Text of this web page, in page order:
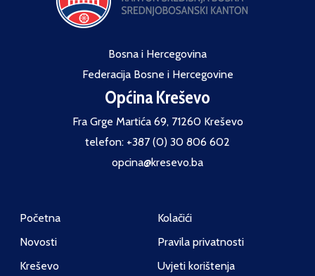
Bosna i Hercegovina
Federacija Bosne i Hercegovine
Općina Kreševo
Fra Grge Martića 69, 71260 Kreševo
telefon: +387 (0) 30 806 602
opcina@kresevo.ba
Početna
Novosti
Kreševo
Kolačići
Pravila privatnosti
Uvjeti korištenja